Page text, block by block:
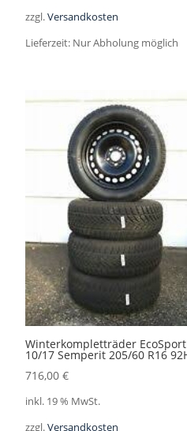
zzgl.Versandkosten
Lieferzeit: Nur Abholung möglich
Winterkompletträder EcoSport
10/17 Semperit 205/60 R16
716,00€
inkl. 19 % MwSt.
zzgl.Versandkosten